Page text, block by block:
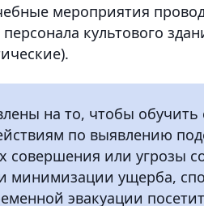
мероприятия
культового
на то, чтобы
по выявлению
совершения или угрозы
минимизации ущерба,
эвакуации